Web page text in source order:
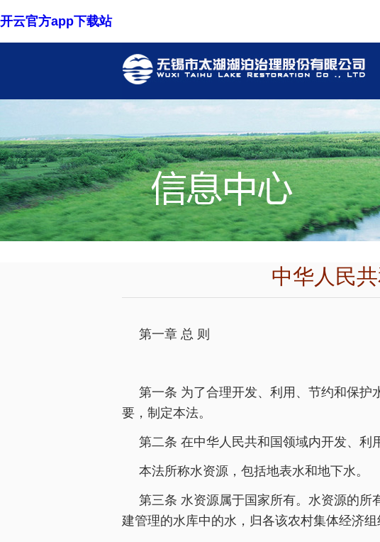
开云官方app下载站
中华人民
第一章 总 则
第一条 为了合理开发、利用、节约和保
要，制定本法。
第二条 在中华人民共和国领域内开发、利
本法所称水资源，包括地表水和地下水。
第三条 水资源属于国家所有。水资源的所
建管理的水库中的水，归各该农村集体经济组